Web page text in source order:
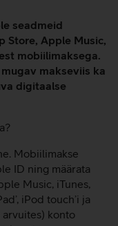
seadmeid
Store, Apple Music,
mobiilimaksega.
makseviis ka
digitaalse
Mobiilimakse
ID ning määrata
Music, iTunes,
iPod touch’i ja
konto